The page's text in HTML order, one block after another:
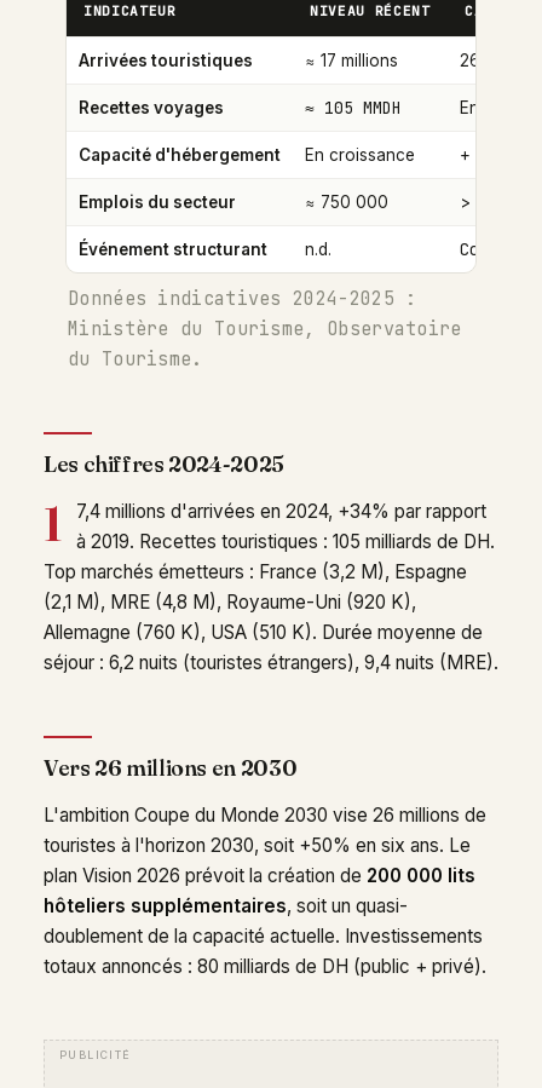
INDICATEUR NIVEAU RÉCENT CAP 2030
Arrivées touristiques ≈ 17 millions 26 millions
Recettes voyages ≈ 105 MMDH En forte
Capacité d'hébergement En croissance + 100
Emplois du secteur ≈ 750 000 > 1 million
Événement structurant n.d. Coupe
Données indicatives 2024-2025 :
Ministère du Tourisme, Observatoire
du Tourisme.
Les chiffres 2024-2025
1
7,4 millions d'arrivées en 2024, +34% par rapport
à 2019. Recettes touristiques : 105 milliards de DH.
Top marchés émetteurs : France (3,2 M), Espagne
(2,1 M), MRE (4,8 M), Royaume-Uni (920 K),
Allemagne (760 K), USA (510 K). Durée moyenne de
séjour : 6,2 nuits (touristes étrangers), 9,4 nuits (MRE).
Vers 26 millions en 2030
L'ambition Coupe du Monde 2030 vise 26 millions de
touristes à l'horizon 2030, soit +50% en six ans. Le
plan Vision 2026 prévoit la création de 200 000 lits
hôteliers supplémentaires, soit un quasi-
doublement de la capacité actuelle. Investissements
totaux annoncés : 80 milliards de DH (public + privé).